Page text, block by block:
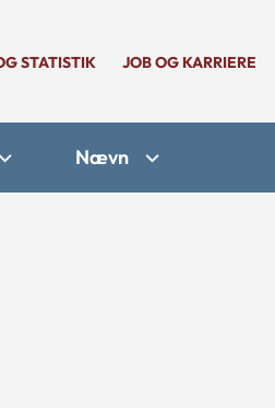
STATISTIK JOB OG KARRIERE
Nævn